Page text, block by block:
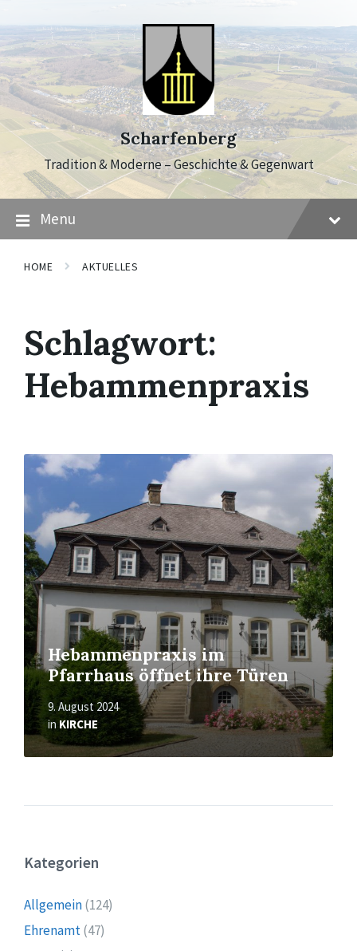
content
main
navigation
footer
Scharfenberg
Tradition & Moderne – Geschichte & Gegenwart
Menu
HOME AKTUELLES
Schlagwort:
Hebammenpraxis
Hebammenpraxis im
Pfarrhaus öffnet ihre Türen
9. August 2024
in KIRCHE
Mehr
erfahren
Kategorien
Allgemein(124)
Ehrenamt(47)